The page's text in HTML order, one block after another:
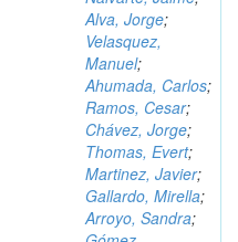
Alva, Jorge;
Velasquez,
Manuel;
Ahumada, Carlos;
Ramos, Cesar;
Chávez, Jorge;
Thomas, Evert;
Martinez, Javier;
Gallardo, Mirella;
Arroyo, Sandra;